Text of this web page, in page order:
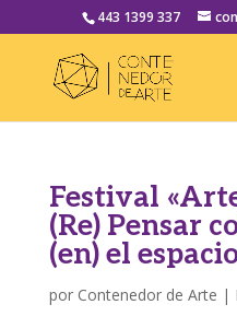
443 1399 337
Festival
(Re) Pensar
(en) el
por Contenedor de Arte |